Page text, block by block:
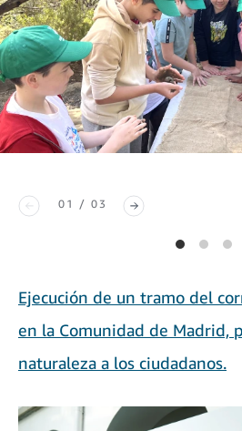
01 / 03
Ejecución de un tramo del
en la Comunidad de Madrid,
naturaleza a los ciudadanos.